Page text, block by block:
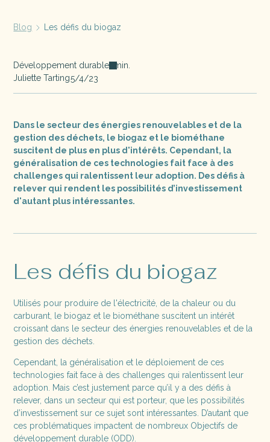
Blog Les défis du biogaz
Développement durable
min.
Juliette Tarting5/4/23
Dans le secteur des énergies renouvelables et de la
gestion des déchets, le biogaz et le biométhane
suscitent de plus en plus d'intérêts. Cependant, la
généralisation de ces technologies fait face à des
challenges qui ralentissent leur adoption. Des défis à
relever qui rendent les possibilités d’investissement
d'autant plus intéressantes.
Les défis du biogaz
Utilisés pour produire de l'électricité, de la chaleur ou du
carburant, le biogaz et le biométhane suscitent un intérêt
croissant dans le secteur des énergies renouvelables et de la
gestion des déchets.
Cependant, la généralisation et le déploiement de ces
technologies fait face à des challenges qui ralentissent leur
adoption. Mais c’est justement parce qu’il y a des défis à
relever, dans un secteur qui est porteur, que les possibilités
d’investissement sur ce sujet sont intéressantes. D’autant que
ces problématiques impactent de nombreux Objectifs de
développement durable (ODD).